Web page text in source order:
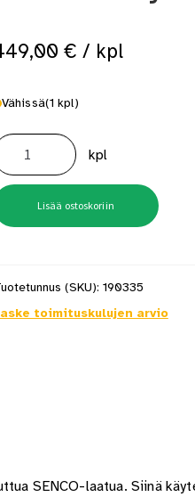
taas siisteiksi Usein kysytyt
€ / kpl
Vähissä(1 kpl)
1,8mm
kpl
Lisää ostoskoriin
(SKU): 190335
toimituskulujen arvio
SENCO-laatua. Siinä